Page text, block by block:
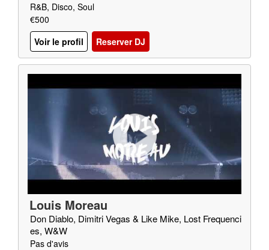
R&B, Disco, Soul
€500
Voir le profil
Reserver DJ
Louis Moreau
Don Diablo, Dimitri Vegas & Like Mike, Lost Frequenci
es, W&W
Pas d'avis